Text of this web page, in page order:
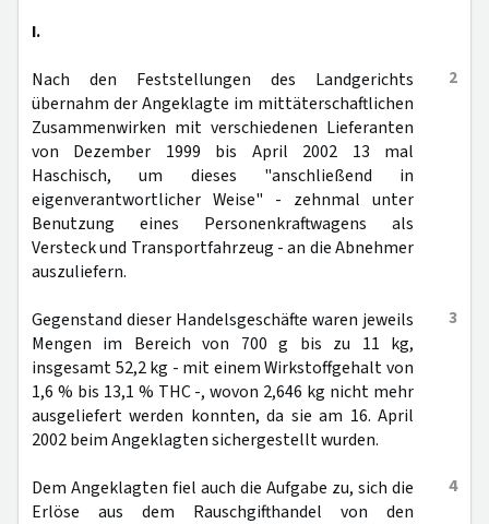
I.
2
Nach den Feststellungen des Landgerichts
übernahm der Angeklagte im mittäterschaftlichen
Zusammenwirken mit verschiedenen Lieferanten
von Dezember 1999 bis April 2002 13 mal
Haschisch, um dieses "anschließend in
eigenverantwortlicher Weise" - zehnmal unter
Benutzung eines Personenkraftwagens als
Versteck und Transportfahrzeug - an die Abnehmer
auszuliefern.
3
Gegenstand dieser Handelsgeschäfte waren jeweils
Mengen im Bereich von 700 g bis zu 11 kg,
insgesamt 52,2 kg - mit einem Wirkstoffgehalt von
1,6 % bis 13,1 % THC -, wovon 2,646 kg nicht mehr
ausgeliefert werden konnten, da sie am 16. April
2002 beim Angeklagten sichergestellt wurden.
4
Dem Angeklagten fiel auch die Aufgabe zu, sich die
Erlöse aus dem Rauschgifthandel von den